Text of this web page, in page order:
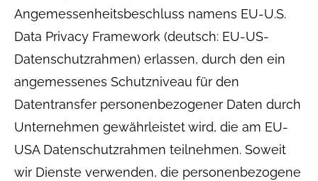
Angemessenheitsbeschluss namens EU-U.S.
Data Privacy Framework (deutsch: EU-US-
Datenschutzrahmen) erlassen, durch den ein
angemessenes Schutzniveau für den
Datentransfer personenbezogener Daten durch
Unternehmen gewährleistet wird, die am EU-
USA Datenschutzrahmen teilnehmen. Soweit
wir Dienste verwenden, die personenbezogene